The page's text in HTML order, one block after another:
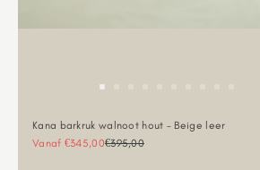
Kana barkruk walnoot hout - Beige leer
Aanbiedingsprijs
Vanaf €345,00Normale prijs
€395,00